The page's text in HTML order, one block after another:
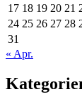
17 18 19 20 21
24 25 26 27 28
31
« Apr.